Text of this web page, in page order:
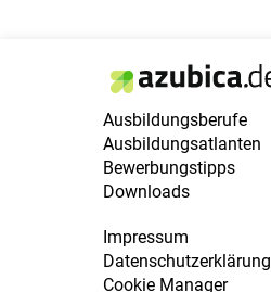
Ausbildungsberufe
Ausbildungsatlanten
Bewerbungstipps
Downloads
Impressum
Datenschutzerklärung
Cookie Manager